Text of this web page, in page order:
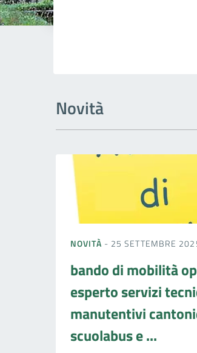
Novità
NOVITÀ - 25 SETTEMBRE
bando di mobilità
esperto servizi
manutentivi
scuolabus e ...